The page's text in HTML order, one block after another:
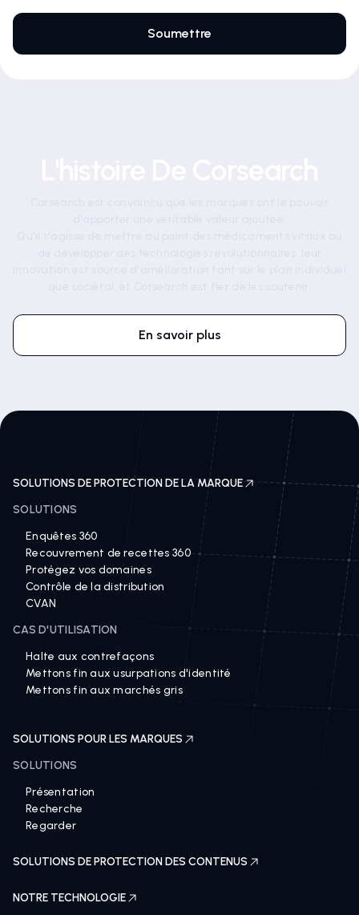
En savoir plus
SOLUTIONS DE PROTECTION DE LA MARQUE
SOLUTIONS
Enquêtes 360
Recouvrement de recettes 360
Protégez vos domaines
Contrôle de la distribution
CVAN
CAS D'UTILISATION
Halte aux contrefaçons
Mettons fin aux usurpations d'identité
Mettons fin aux marchés gris
SOLUTIONS POUR LES MARQUES
SOLUTIONS
Présentation
Recherche
Regarder
SOLUTIONS DE PROTECTION DES CONTENUS
NOTRE TECHNOLOGIE